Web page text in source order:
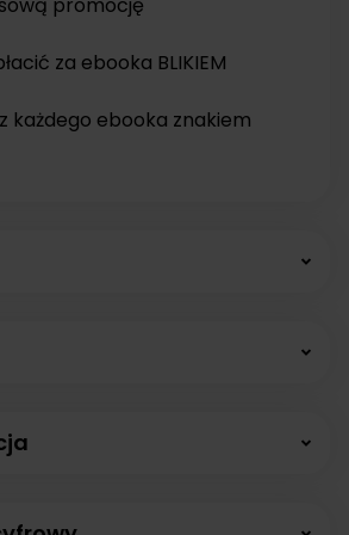
za ebooka BLIKIEM
każdego ebooka znakiem
lekcjami, nagraniami i
od zaraz.